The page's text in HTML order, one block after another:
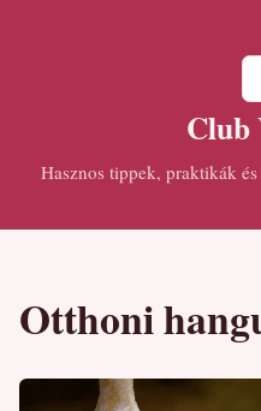
Club
Hasznos tippek, praktikák
Otthoni